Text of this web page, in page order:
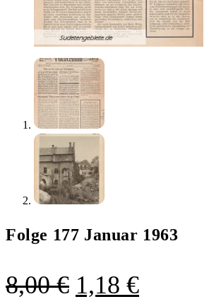
Folge 177 Januar 1963
8,00€ Ursprünglicher
1,18 €Aktueller